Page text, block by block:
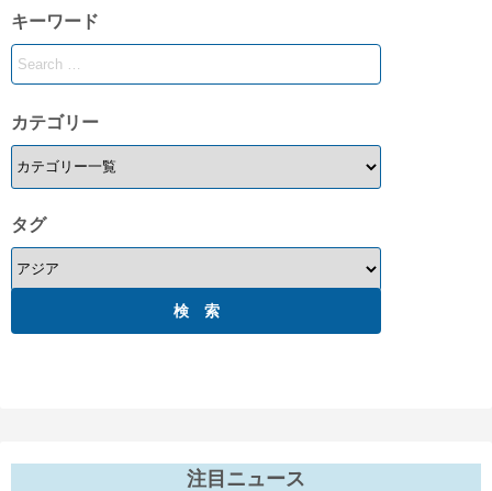
ー
ジ
送
り
キーワード
カテゴリー
タグ
注目ニュース